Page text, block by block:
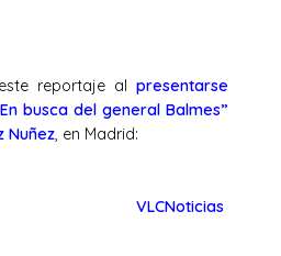
reportaje al presentarse
busca del general Balmes”
Nuñez, en Madrid:
VLCNoticias